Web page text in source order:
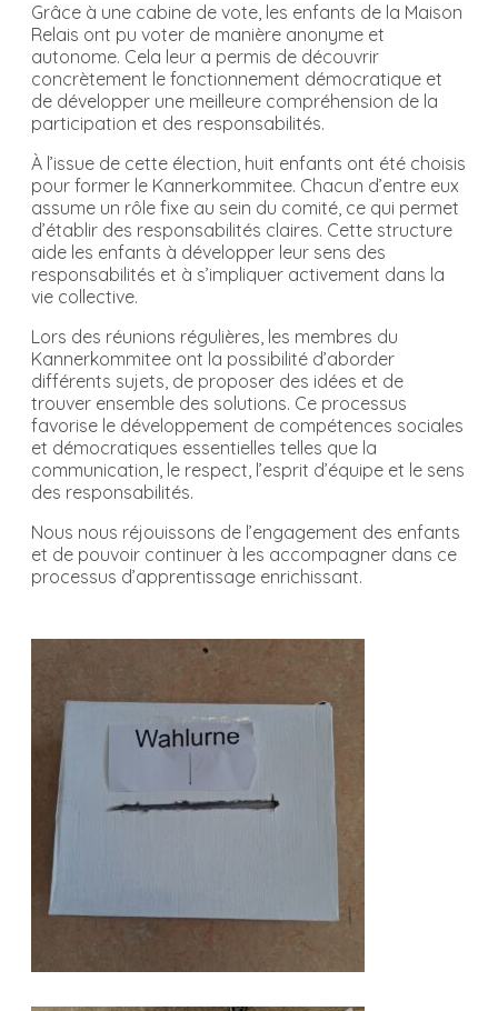
Grâce à une cabine de vote, les enfants de la Maison
Relais ont pu voter de manière anonyme et
autonome. Cela leur a permis de découvrir
concrètement le fonctionnement démocratique et
de développer une meilleure compréhension de la
participation et des responsabilités.
À l’issue de cette élection, huit enfants ont été choisis
pour former le Kannerkommitee. Chacun d’entre eux
assume un rôle fixe au sein du comité, ce qui permet
d’établir des responsabilités claires. Cette structure
aide les enfants à développer leur sens des
responsabilités et à s’impliquer activement dans la
vie collective.
Lors des réunions régulières, les membres du
Kannerkommitee ont la possibilité d’aborder
différents sujets, de proposer des idées et de
trouver ensemble des solutions. Ce processus
favorise le développement de compétences sociales
et démocratiques essentielles telles que la
communication, le respect, l’esprit d’équipe et le sens
des responsabilités.
Nous nous réjouissons de l’engagement des enfants
et de pouvoir continuer à les accompagner dans ce
processus d’apprentissage enrichissant.